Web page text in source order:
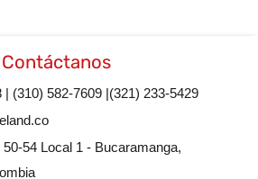
Contáctanos
| (310) 582-7609 |(321) 233-5429
54 Local 1 - Bucaramanga,